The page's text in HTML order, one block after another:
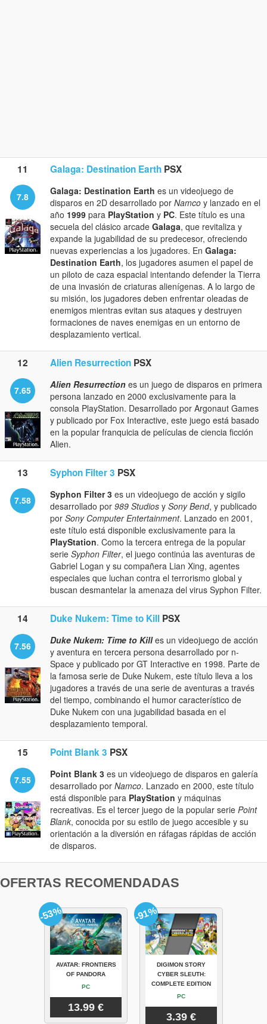
11 Galaga: Destination Earth PSX
7.8 Galaga: Destination Earth es un videojuego de
disparos en 2D desarrollado por Namco y lanzado en el
año 1999 para PlayStation y PC. Este título es una
secuela del clásico arcade Galaga, que revitaliza y
expande la jugabilidad de su predecesor, ofreciendo
nuevas experiencias a los jugadores. En Galaga:
Destination Earth, los jugadores asumen el papel de
un piloto de caza espacial intentando defender la Tierra
de una invasión de criaturas alienígenas. A lo largo de
su misión, los jugadores deben enfrentar oleadas de
enemigos mientras evitan sus ataques y destruyen
formaciones de naves enemigas en un entorno de
desplazamiento vertical.
12 Alien Resurrection PSX
7.65 Alien Resurrection es un juego de disparos en primera
persona lanzado en 2000 exclusivamente para la
consola PlayStation. Desarrollado por Argonaut Games
y publicado por Fox Interactive, este juego está basado
en la popular franquicia de películas de ciencia ficción
Alien.
13 Syphon Filter 3 PSX
7.58 Syphon Filter 3 es un videojuego de acción y sigilo
desarrollado por 989 Studios y Sony Bend, y publicado
por Sony Computer Entertainment. Lanzado en 2001,
este título está disponible exclusivamente para la
PlayStation. Como la tercera entrega de la popular
serie Syphon Filter, el juego continúa las aventuras de
Gabriel Logan y su compañera Lian Xing, agentes
especiales que luchan contra el terrorismo global y
buscan desmantelar la amenaza del virus Syphon Filter.
14 Duke Nukem: Time to Kill PSX
7.56 Duke Nukem: Time to Killes un videojuego de acción
y aventura en tercera persona desarrollado por n-
Space y publicado por GT Interactive en 1998. Parte de
la famosa serie de Duke Nukem, este título lleva a los
jugadores a través de una serie de aventuras a través
del tiempo, combinando el humor característico de
Duke Nukem con una jugabilidad basada en el
desplazamiento temporal.
15 Point Blank 3 PSX
7.55 Point Blank 3 es un videojuego de disparos en galería
desarrollado por Namco. Lanzado en 2000, este título
está disponible para PlayStation y máquinas
recreativas. Es el tercer juego de la popular serie Point
Blank, conocida por su estilo de juego accesible y su
orientación a la diversión en ráfagas rápidas de acción
de disparos.
OFERTAS RECOMENDADAS
AVATAR: FRONTIERS
OF PANDORA
PC
13.99 €
-53%
DIGIMON STORY
CYBER SLEUTH:
COMPLETE EDITION
PC
3.39 €
-91%